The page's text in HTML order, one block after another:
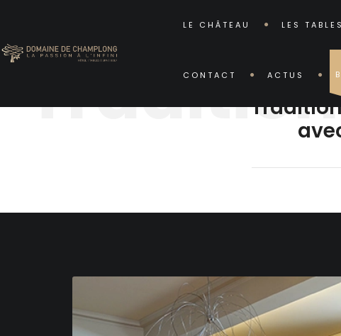
LE CHÂTEAU LES TABLES
CONTACT ACTUS